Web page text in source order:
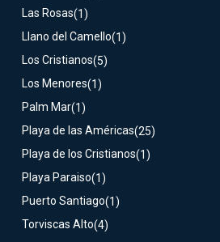
Las Rosas(1)
Llano del Camello(1)
Los Cristianos(5)
Los Menores(1)
Palm Mar(1)
Playa de las Américas(25)
Playa de los Cristianos(1)
Playa Paraiso(1)
Puerto Santiago(1)
Torviscas Alto(4)